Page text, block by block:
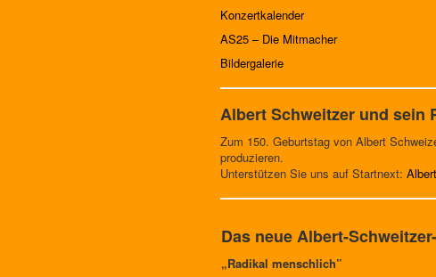
Konzertkalender
AS25 – Die Mitmacher
Bildergalerie
Albert Schweitzer und sein
Zum 150. Geburtstag von Albert
produzieren.
Unterstützen Sie uns auf Startnext:
Das neue Albert-
„Radikal menschlich”